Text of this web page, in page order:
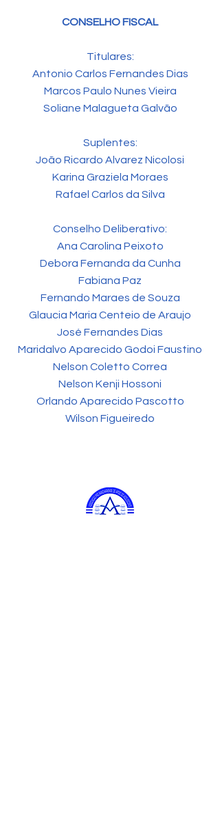
CONSELHO FISCAL
Titulares:
Antonio Carlos Fernandes Dias
Marcos Paulo Nunes Vieira
Soliane Malagueta Galvão
Suplentes:
João Ricardo Alvarez Nicolosi
Karina Graziela Moraes
Rafael Carlos da Silva
Conselho Deliberativo:
Ana Carolina Peixoto
Debora Fernanda da Cunha
Fabiana Paz
Fernando Maraes de Souza
Glaucia Maria Centeio de Araujo
José Fernandes Dias
Maridalvo Aparecido Godoi Faustino
Nelson Coletto Correa
Nelson Kenji Hossoni
Orlando Aparecido Pascotto
Wilson Figueiredo